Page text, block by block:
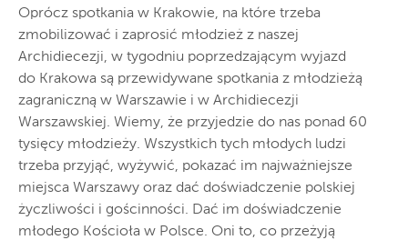
Oprócz spotkania w Krakowie, na które trzeba
zmobilizować i zaprosić młodzież z naszej
Archidiecezji, w tygodniu poprzedzającym wyjazd
do Krakowa są przewidywane spotkania z młodzieżą
zagraniczną w Warszawie i w Archidiecezji
Warszawskiej. Wiemy, że przyjedzie do nas ponad 60
tysięcy młodzieży. Wszystkich tych młodych ludzi
trzeba przyjąć, wyżywić, pokazać im najważniejsze
miejsca Warszawy oraz dać doświadczenie polskiej
życzliwości i gościnności. Dać im doświadczenie
młodego Kościoła w Polsce. Oni to, co przeżyją